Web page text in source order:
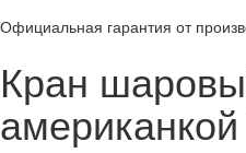
Официальная гарантия от
Кран